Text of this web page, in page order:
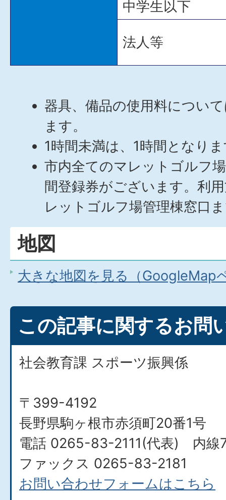
中学生以下
法人等
器具、備品の使用料につい
ます。
1時間未満は、1時間となり
市内全てのマレットゴルフ
間登録券がございます。利
レットゴルフ場管理棟窓口
地図
大きな地図を見る（GoogleMap
この記事に関するお問
社会教育課 スポーツ振興係
〒399-4192
長野県駒ヶ根市赤須町20番1号
電話 0265-83-2111(代表) 内線
ファックス 0265-83-2181
お問い合わせフォームはこちら